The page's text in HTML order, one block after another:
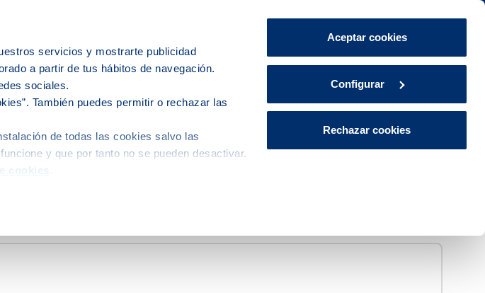
servicios y mostrarte publicidad
a partir de tus hábitos de navegación.
sociales.
También puedes permitir o rechazar las
de todas las cookies salvo las
y que por tanto no se pueden desactivar.
cookies
Aceptar cookies
Configurar
Rechazar cookies
CA ES Área de Clientes
El agua en tu ciudad Explora, educa y participa Contacto